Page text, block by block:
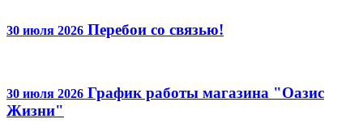
30 июля 2026 Перебои со связью!
30 июля 2026 График работы магазина "Оазис
Жизни"